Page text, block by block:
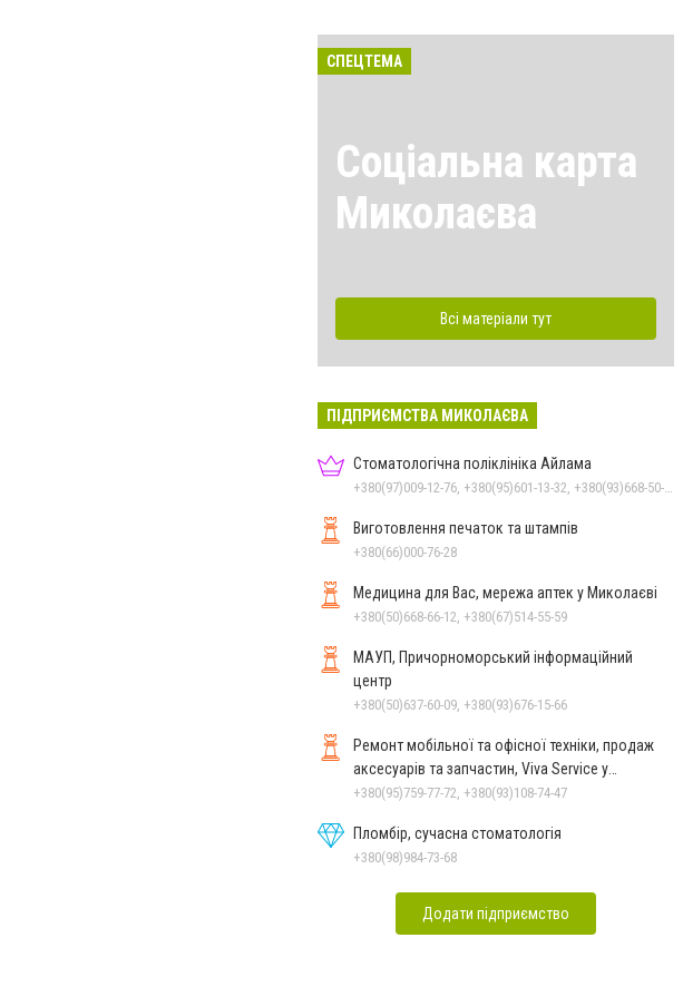
СПЕЦТЕМА
Соціальна карта
Миколаєва
Всі матеріали тут
ПІДПРИЄМСТВА МИКОЛАЄВА
Стоматологічна поліклініка Айлама
Виготовлення печаток та штампів
+380(66)000-76-28
Медицина для Вас, мережа аптек у Миколаєві
+380(50)668-66-12, +380(67)514-55-59
МАУП, Причорноморський інформаційний
центр
+380(50)637-60-09, +380(93)676-15-66
Ремонт мобільної та офісної техніки, продаж
аксесуарів та запчастин, Viva Service у
Миколаєві
+380(95)759-77-72, +380(93)108-74-47
Пломбір, сучасна стоматологія
+380(98)984-73-68
Додати підприємство